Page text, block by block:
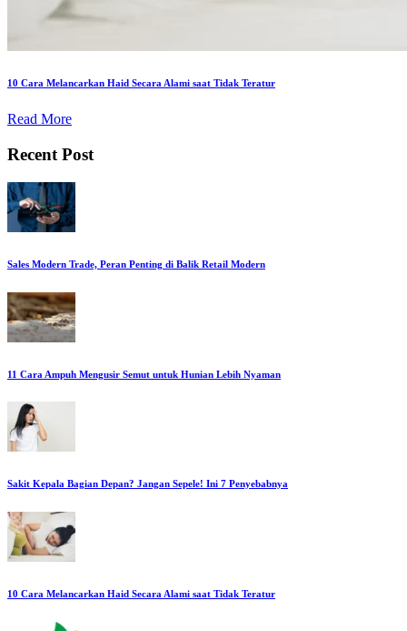
10 Cara Melancarkan Haid Secara Alami saat Tidak Teratur
Read More
Recent Post
Sales Modern Trade, Peran Penting di Balik Retail Modern
11 Cara Ampuh Mengusir Semut untuk Hunian Lebih Nyaman
Sakit Kepala Bagian Depan? Jangan Sepele! Ini 7 Penyebabnya
10 Cara Melancarkan Haid Secara Alami saat Tidak Teratur